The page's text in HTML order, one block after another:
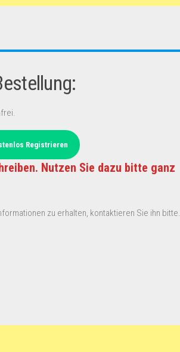
Registrieren
Nutzen Sie dazu bitte ganz
zu erhalten, kontaktieren Sie ihn bitte.